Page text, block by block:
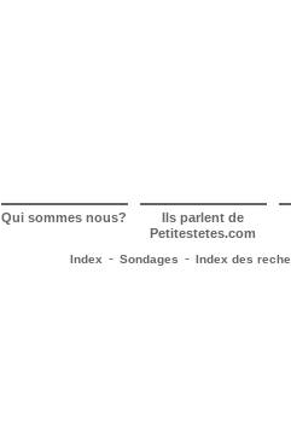
Qui sommes nous? Ils parlent de
Petitestetes.com
Index - Sondages - Index des